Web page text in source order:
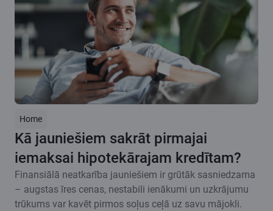
Home
Kā jauniešiem sakrāt pirmajai
iemaksai hipotekārajam kredītam?
Finansiālā neatkarība jauniešiem ir grūtāk sasniedzama
– augstas īres cenas, nestabili ienākumi un uzkrājumu
trūkums var kavēt pirmos soļus ceļā uz savu mājokli.